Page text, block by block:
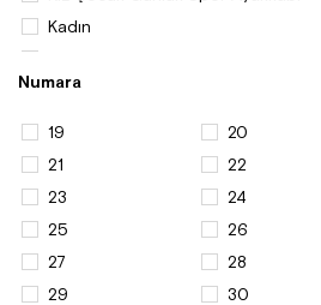
Kadın
Kadın Günlük Ayakkabı
Kadın Spor Ayakkabı ve Sneaker
Erkek Çocuk Bot ve Çizme
Erkek Bebek Ayakkabı
Kadın Sandalet
Kadın Sneakers
Kadın Düz Sandalet
Numara
19
20
21
22
23
24
25
26
27
28
29
30